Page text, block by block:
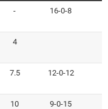
- 16-0-8
4
7.5 12-0-12
10 9-0-15